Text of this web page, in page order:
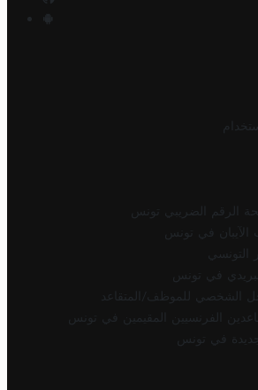
الرقم الضريبي تونس
في تونس
التونسي
في تونس
الشخصي للموظف/المتقاعد
الفرنسيين المقيمين في تونس
في تونس